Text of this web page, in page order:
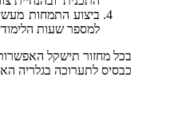
למספר שעות
בכל מחזור תישקל
כבסיס לתערוכה בגלריה